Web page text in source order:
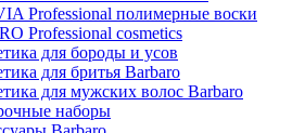
Professional полимерные воски
Professional cosmetics
для бороды и усов
для бритья Barbaro
для мужских волос Barbaro
наборы